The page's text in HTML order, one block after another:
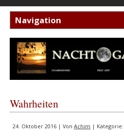
Wahrheiten
24. Oktober 2016 | Von Achim | Kategorie: